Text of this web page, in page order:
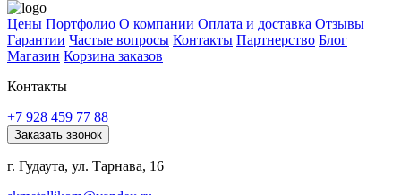
Цены Портфолио О компании Оплата и доставка Отзывы
Гарантии Частые вопросы Контакты Партнерство Блог
Магазин Корзина заказов
Контакты
+7 928 459 77 88
Заказать звонок
г. Гудаута, ул. Тарнава, 16